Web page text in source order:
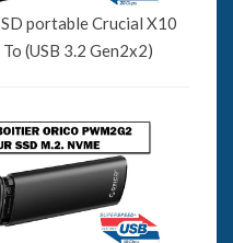
portable Crucial X10
(USB 3.2 Gen2x2)